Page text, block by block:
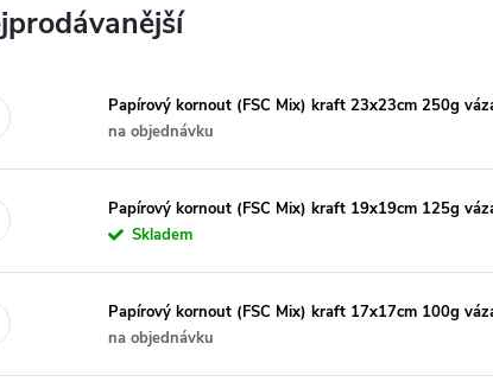
Papírový kornout (FSC Mix) kraft 23x23cm 250g
na objednávku
Papírový kornout (FSC Mix) kraft 19x19cm 125g
Skladem
Papírový kornout (FSC Mix) kraft 17x17cm 100g
na objednávku